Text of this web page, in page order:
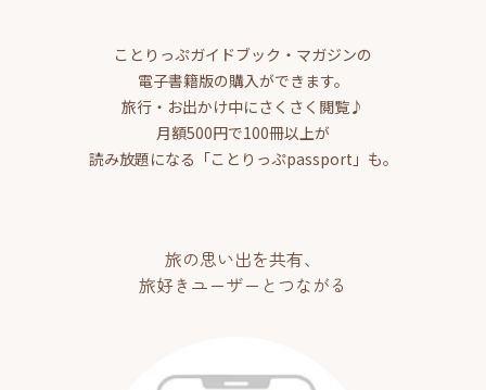
ことりっぷガイドブック・マガジンの
電子書籍版の購入ができます。
旅行・お出かけ中にさくさく閲覧♪
月額500円で100冊以上が
読み放題になる「ことりっぷpassport」も。
旅の思い出を共有、
旅好きユーザーとつながる